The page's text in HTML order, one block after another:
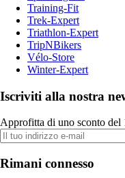
Training-Fit
Trek-Expert
Triathlon-Expert
TripNBikers
Vélo-Store
Winter-Expert
Iscriviti alla nostra
Approfitta di uno sconto del
Rimani connesso